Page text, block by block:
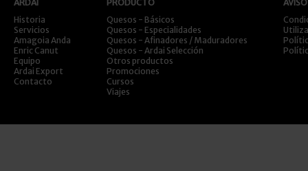
ARDAI
Historia
Servicios
Amagoia Anda
Enric Canut
Equipo
Ardai Export
Contacto
PRODUCTO
Quesos - Básicos
Quesos - Especialidades
Quesos - Afinadores / Maduradores
Quesos - Ardai Selección
Otros productos
Promociones
Cursos
Viajes